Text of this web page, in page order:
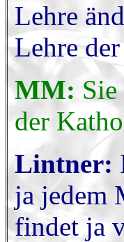
Lehre
Lehre
MM:
der
Lintner:
ja jedem
findet ja